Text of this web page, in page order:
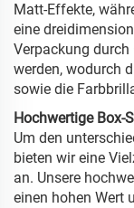
Matt-Effekte,
eine
Verpackung
werden, wodurch
sowie die
Hochwertige
Um den
bieten wir eine
an. Unsere
einen hohen Wert